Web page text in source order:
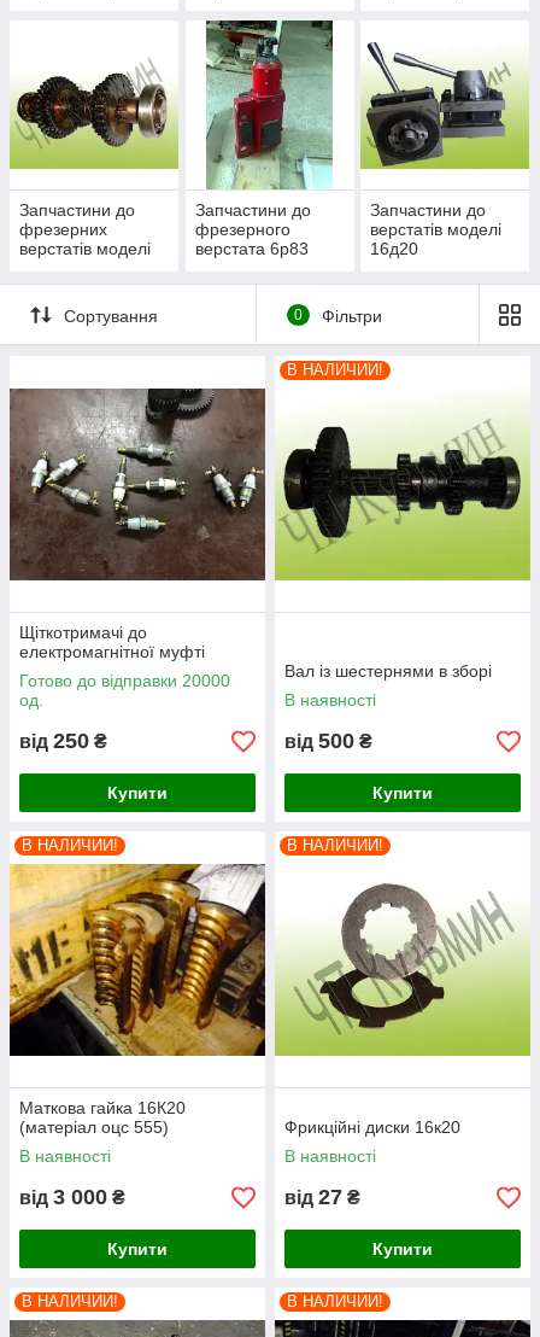
Запчастини до
фрезерних
верстатів моделі
Запчастини до
фрезерного
верстата 6р83
Запчастини до
верстатів моделі
16д20
Сортування 0 Фільтри
Щіткотримачі до
електромагнітної муфті
Готово до відправки 20000
од.
від 250 ₴
Купити
В НАЛИЧИИ!
Вал із шестернями в зборі
В наявності
від 500 ₴
Купити
В НАЛИЧИИ!
Маткова гайка 16К20
(матеріал оцс 555)
В наявності
від 3 000 ₴
Купити
В НАЛИЧИИ!
Фрикційні диски 16к20
В наявності
від 27 ₴
Купити
В НАЛИЧИИ! В НАЛИЧИИ!